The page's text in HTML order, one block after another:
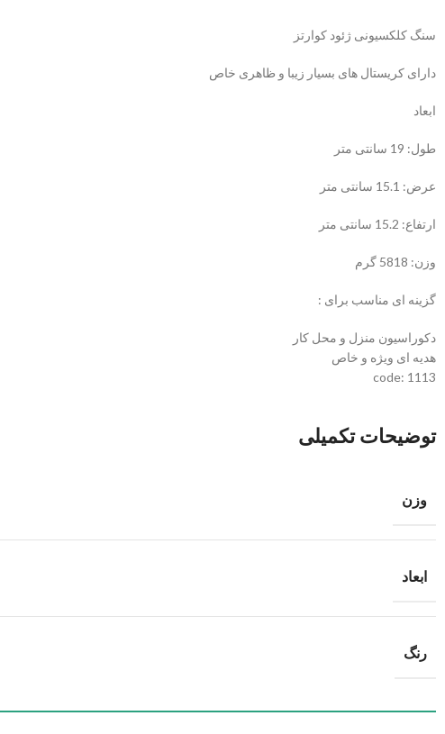
سنگ کلکسیونی ژئود کوارتز
دارای کریستال های بسیار زیبا و ظاهری خاص
ابعاد
طول: 19 سانتی متر
عرض: 15.1 سانتی متر
ارتفاع: 15.2 سانتی متر
وزن: 5818 گرم
گزینه ای مناسب برای :
دکوراسیون منزل و محل کار
هدیه ای ویژه و خاص
code: 1113
توضیحات تکمیلی
وزن
ابعاد
رنگ